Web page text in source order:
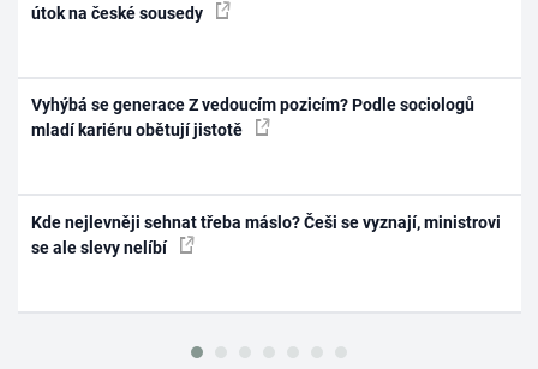
útok na české sousedy
Vyhýbá se generace Z vedoucím pozicím? Podle sociologů
mladí kariéru obětují jistotě
Kde nejlevněji sehnat třeba máslo? Češi se vyznají, ministrovi
se ale slevy nelíbí